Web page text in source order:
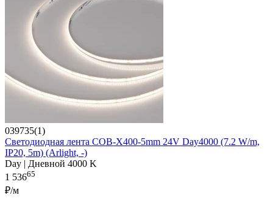
039735(1)
Светодиодная лента COB-X400-5mm 24V Day4000 (7.2 W/m,
IP20, 5m) (Arlight, -)
Day | Дневной 4000 K
1 53665
₽/м